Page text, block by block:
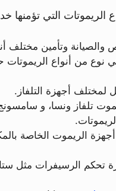
الريموتات التي
وتأمين مختلف
نوع من أنواع
أجهزة التلفاز.
تلفاز ونسا، و
الريموت الخاصة
تحكم الرسيفرات مثل